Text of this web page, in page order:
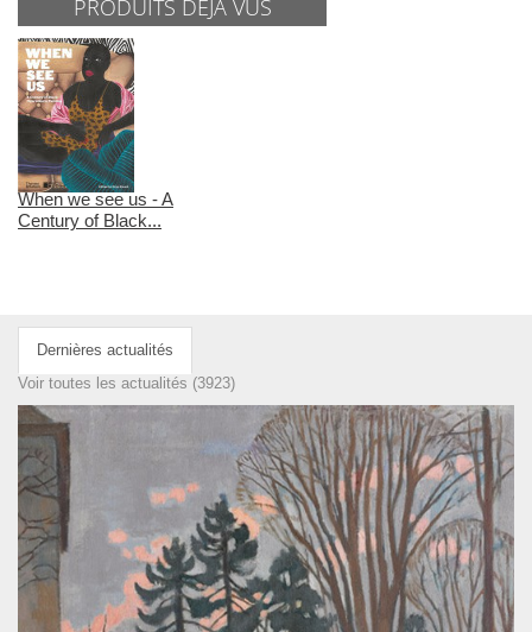
PRODUITS DÉJÀ VUS
When we see us - A
Century of Black...
Dernières actualités
Voir toutes les actualités (3923)